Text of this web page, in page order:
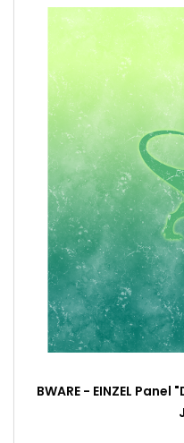
BWARE - EINZEL Panel